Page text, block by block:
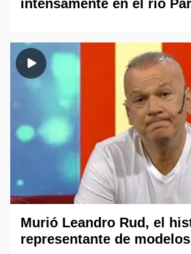
intensamente en el río
Murió Leandro Rud, el
representante de